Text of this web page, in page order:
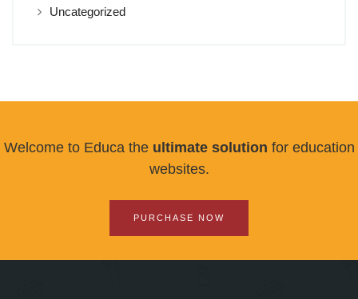
Uncategorized
Welcome to Educa the ultimate solution for education
websites.
PURCHASE NOW